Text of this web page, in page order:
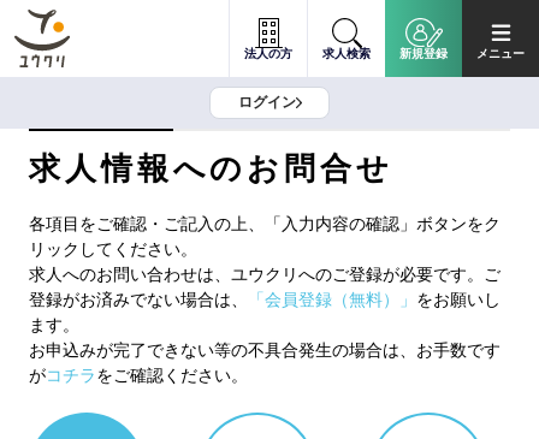
法人の方 求人検索 新規登録 メニュー
ログイン
求人情報へのお問合せ
各項目をご確認・ご記入の上、「入力内容の確認」ボタンをク
リックしてください。
求人へのお問い合わせは、ユウクリへのご登録が必要です。ご
登録がお済みでない場合は、
「会員登録（無料）」 をお願いし
ます。
お申込みが完了できない等の不具合発生の場合は、お手数です
がコチラをご確認ください。